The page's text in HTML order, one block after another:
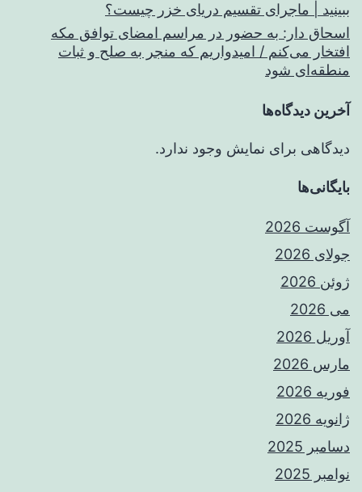
ببینید | ماجرای تقسیم دریای خزر چیست؟
اسحاق‌ دار: به حضور در مراسم امضای توافق مکه
افتخار می‌کنم / امیدواریم که منجر به صلح و ثبات
منطقه‌ای شود
آخرین دیدگاه‌ها
دیدگاهی برای نمایش وجود ندارد.
بایگانی‌ها
آگوست 2026
جولای 2026
ژوئن 2026
می 2026
آوریل 2026
مارس 2026
فوریه 2026
ژانویه 2026
دسامبر 2025
نوامبر 2025